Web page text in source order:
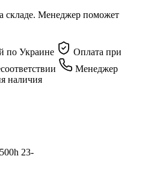
складе. Менеджер поможет
по Украине
Оплата при
Менеджер
наличия
23-